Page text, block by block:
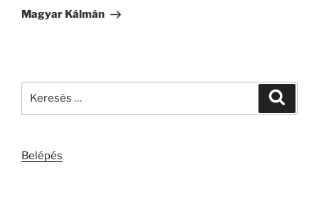
bejegyzés
Magyar Kálmán
Belépés